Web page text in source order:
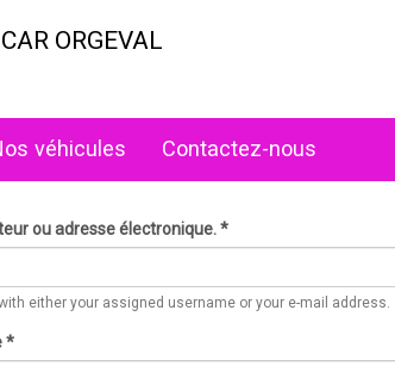
ORGEVAL
véhicules Contactez-nous
ou adresse électronique.*
either your assigned username or your e-mail address.
*